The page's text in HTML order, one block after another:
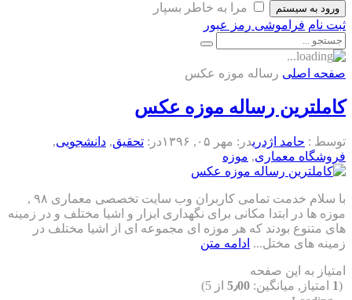
ورود به سیستم
مرا به خاطر بسپار
ثبت نام فراموشی رمز عبور
صفحه اصلی رساله موزه عکس
کاملترین رساله موزه عکس
توسط : حامد اژدریدر: مهر ۰۵, ۱۳۹۶ در: تحقیق, دانشجویی,
فروشگاه معماری, موزه
با سلام خدمت تمامی کاربران وب سایت تخصصی معماری ۹۸ ,
موزه ها در ابتدا مکانی برای نگهداری ابزار و اشیا مختلف و در زمینه
های متنوع بودند که هر موزه ای مجموعه ای از اشیا مختلف در
زمینه های مختل... ادامه متن
امتیاز به این صفحه
(
1 امتیاز, میانگین: 5٫00 از 5)